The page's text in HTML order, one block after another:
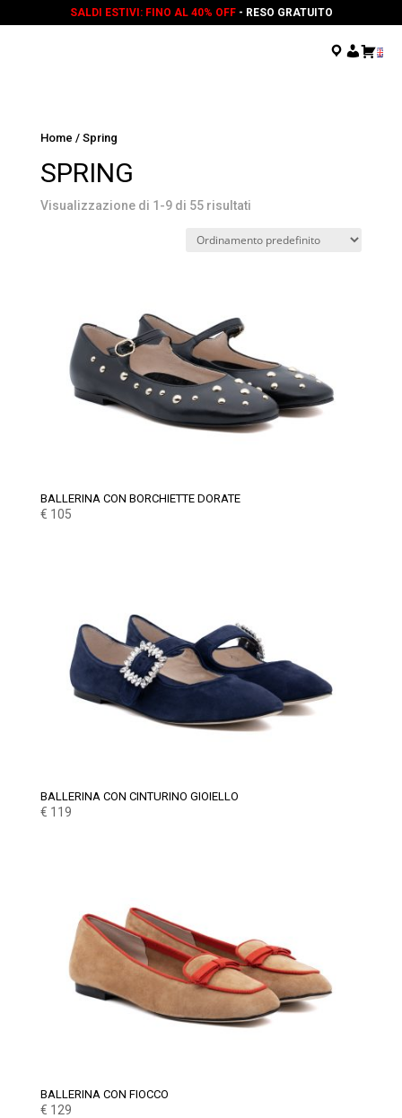
SALDI ESTIVI: FINO AL 40% OFF- RESO GRATUITO
. . .
Home / Spring
SPRING
Visualizzazione di 1-9 di 55 risultati
BALLERINA CON BORCHIETTE DORATE
€ 105
BALLERINA CON CINTURINO GIOIELLO
€ 119
BALLERINA CON FIOCCO
€ 129